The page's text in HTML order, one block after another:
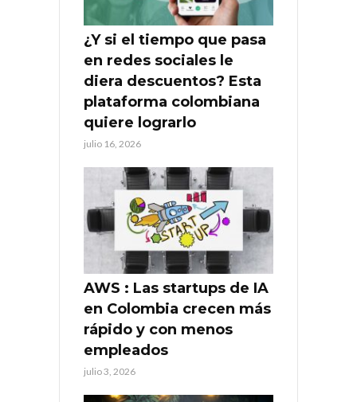
¿Y si el tiempo que pasa
en redes sociales le
diera descuentos? Esta
plataforma colombiana
quiere lograrlo
julio 16, 2026
AWS : Las startups de IA
en Colombia crecen más
rápido y con menos
empleados
julio 3, 2026